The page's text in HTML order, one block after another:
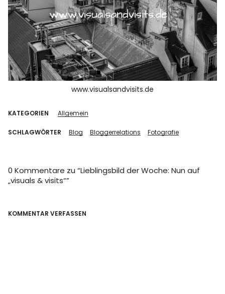
www.visualsandvisits.de
KATEGORIEN Allgemein
SCHLAGWÖRTER Blog Bloggerrelations Fotografie
0 Kommentare zu “Lieblingsbild der Woche: Nun auf
„visuals & visits“”
KOMMENTAR VERFASSEN